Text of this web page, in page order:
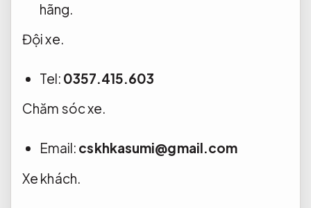
hãng.
Đội xe.
Tel: 0357.415.603
Chăm sóc xe.
Email: cskhkasumi@gmail.com
Xe khách.